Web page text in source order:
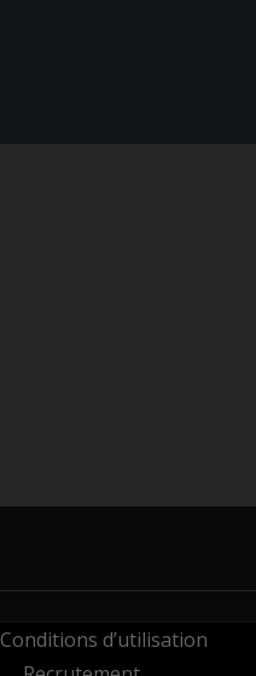
Conditions d’utilisation